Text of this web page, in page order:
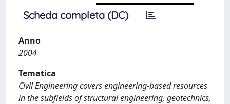
Scheda completa (DC)
Anno
2004
Tematica
Civil Engineering covers engineering-based resources
in the subfields of structural engineering, geotechnics,